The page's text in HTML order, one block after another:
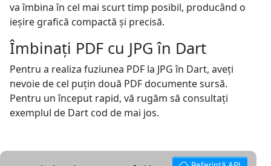
va îmbina în cel mai scurt timp posibil, producând o
ieșire grafică compactă și precisă.
Îmbinați PDF cu JPG în Dart
Pentru a realiza fuziunea PDF la JPG în Dart, aveți
nevoie de cel puțin două PDF documente sursă.
Pentru un început rapid, vă rugăm să consultați
exemplul de Dart cod de mai jos.